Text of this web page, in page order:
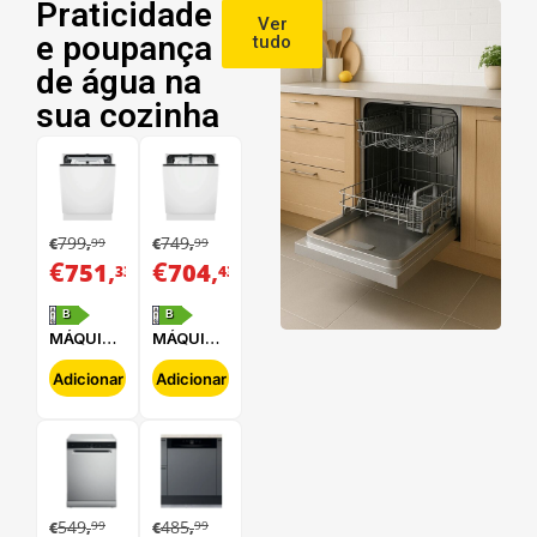
Praticidade
e poupança
de água na
sua cozinha
Ver
tudo
€799,99
€751,33
B
MÁQUINA
DE LAVAR
LOUÇA
ELECTROLUX
E62LB202S
Adicionar
€749,99
€704,43
B
MÁQUINA
DE LAVAR
LOUÇA
ELECTROLUX
E62LB100S
Adicionar
€549,99 €485,99